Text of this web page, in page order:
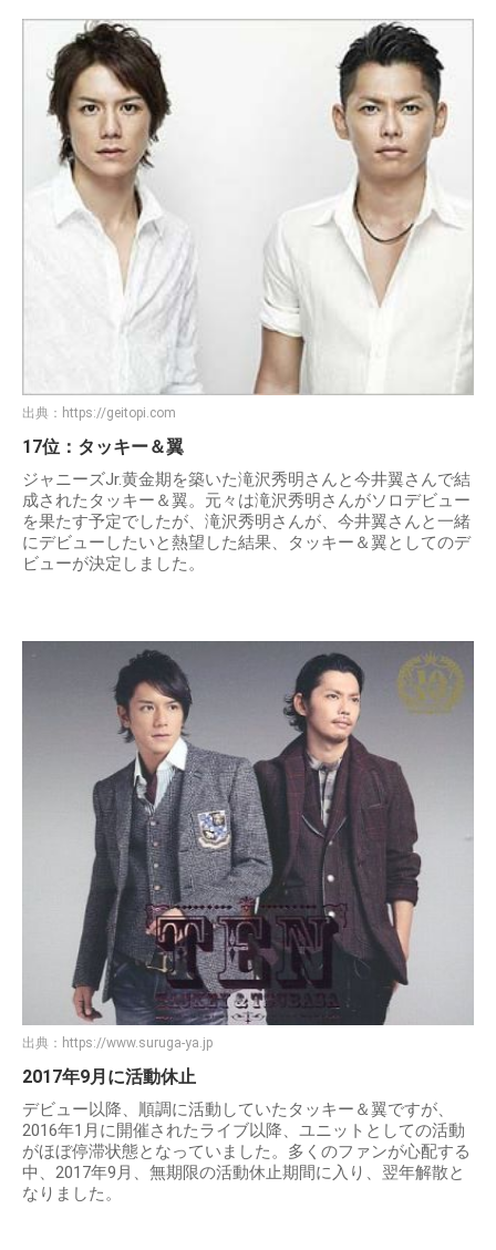
出典： https://geitopi.com
17位：タッキー＆翼
ジャニーズJr.黄金期を築いた滝沢秀明さんと今井翼さんで結
成されたタッキー＆翼。元々は滝沢秀明さんがソロデビュー
を果たす予定でしたが、滝沢秀明さんが、今井翼さんと一緒
にデビューしたいと熱望した結果、タッキー＆翼としてのデ
ビューが決定しました。
出典： https://www.suruga-ya.jp
2017年9月に活動休止
デビュー以降、順調に活動していたタッキー＆翼ですが、
2016年1月に開催されたライブ以降、ユニットとしての活動
がほぼ停滞状態となっていました。多くのファンが心配する
中、2017年9月、無期限の活動休止期間に入り、翌年解散と
なりました。